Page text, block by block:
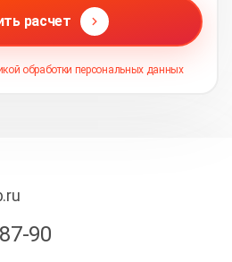
расчет
обработки персональных данных
90